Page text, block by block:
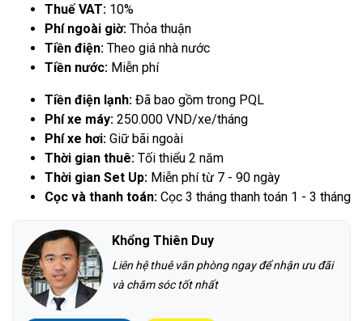
Thuế VAT: 10%
Phí ngoài giờ: Thỏa thuận
Tiền điện: Theo giá nhà nước
Tiền nước: Miễn phí
Tiền điện lạnh: Đã bao gồm trong PQL
Phí xe máy: 250.000 VND/xe/tháng
Phí xe hơi: Giữ bãi ngoài
Thời gian thuê: Tối thiểu 2 năm
Thời gian Set Up: Miễn phí từ 7 - 90 ngày
Cọc và thanh toán: Cọc 3 tháng thanh toán 1 - 3 tháng
Khổng Thiên Duy
Liên hệ thuê văn phòng ngay để nhận ưu đãi
và chăm sóc tốt nhất